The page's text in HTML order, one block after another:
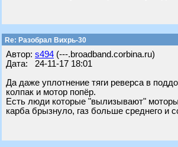
Re: Разобрал Вихрь-30
Автор: s494 (---.broadband.corbina.ru)
Дата: 24-11-17 18:01
Да даже уплотнение тяги реверса в
колпак и мотор попёр.
Есть люди которые "вылизывают"
карба брызнуло, газ больше среднего и